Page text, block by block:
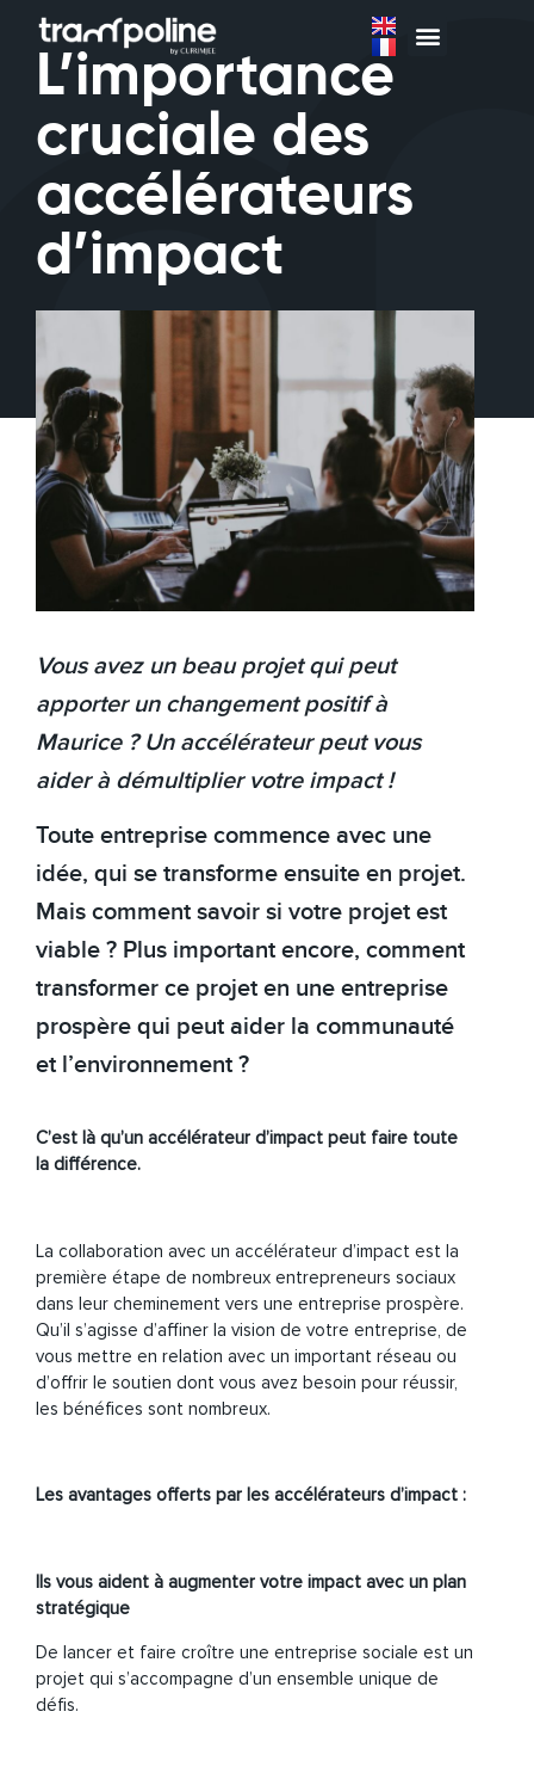
L’importance
cruciale des
accélérateurs
d’impact
Vous avez un beau projet qui peut
apporter un changement positif à
Maurice ? Un accélérateur peut vous
aider à démultiplier votre impact !
Toute entreprise commence avec une
idée, qui se transforme ensuite en projet.
Mais comment savoir si votre projet est
viable ? Plus important encore, comment
transformer ce projet en une entreprise
prospère qui peut aider la communauté
et l’environnement ?
C’est là qu’un accélérateur d’impact peut faire toute
la différence.
La collaboration avec un accélérateur d’impact est la
première étape de nombreux entrepreneurs sociaux
dans leur cheminement vers une entreprise prospère.
Qu’il s’agisse d’affiner la vision de votre entreprise, de
vous mettre en relation avec un important réseau ou
d’offrir le soutien dont vous avez besoin pour réussir,
les bénéfices sont nombreux.
Les avantages offerts par les accélérateurs d’impact :
Ils vous aident à augmenter votre impact avec un plan
stratégique
De lancer et faire croître une entreprise sociale est un
projet qui s’accompagne d’un ensemble unique de
défis.